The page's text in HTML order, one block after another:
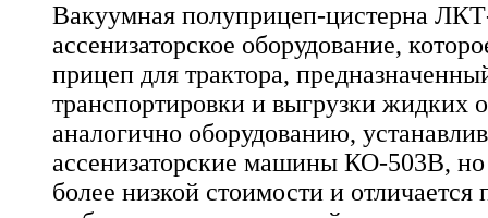
Вакуумная полуприцеп-цистерна
ассенизаторское оборудование,
прицеп для трактора,
транспортировки и выгрузки жидких
аналогично оборудованию,
ассенизаторские машины КО-503В, но
более низкой стоимости и